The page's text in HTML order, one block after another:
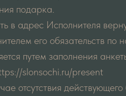
подарка.
в адрес Исполнителя
его обязательств по
путем заполнения
slonsochi.ru/present
отсутствия